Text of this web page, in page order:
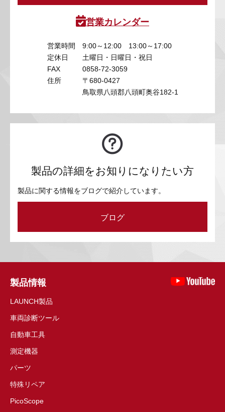
営業カレンダー
営業時間
9:00～12:00 13:00～17:00
定休日
土曜日・日曜日・祝日
FAX
0858-72-3059
住所
〒680-0427
鳥取県八頭郡八頭町奥谷182-1
製品の詳細をお知りになりたい方
製品に関する情報をブログで紹介しています。
ブログ
製品情報
LAUNCH製品
車両診断ツール
自動車工具
測定機器
パーツ
特殊リペア
PicoScope